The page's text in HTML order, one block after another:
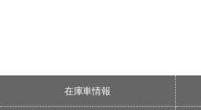
在庫車情報